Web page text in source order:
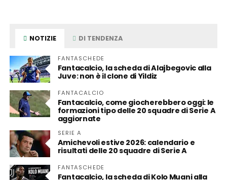
NOTIZIE DI TENDENZA
FANTASCHEDE
Fantacalcio, la scheda di Alajbegovic alla
Juve: non è il clone di Yildiz
FANTACALCIO
Fantacalcio, come giocherebbero oggi: le
formazioni tipo delle 20 squadre di Serie A
aggiornate
SERIE A
Amichevoli estive 2026: calendario e
risultati delle 20 squadre di Serie A
FANTASCHEDE
Fantacalcio, la scheda di Kolo Muani alla